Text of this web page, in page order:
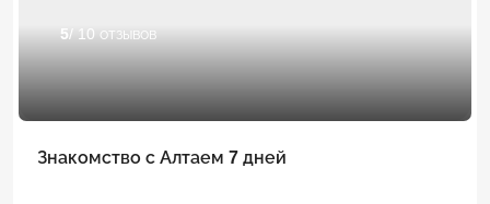
5/ 10 отзывов
Знакомство с Алтаем 7 дней